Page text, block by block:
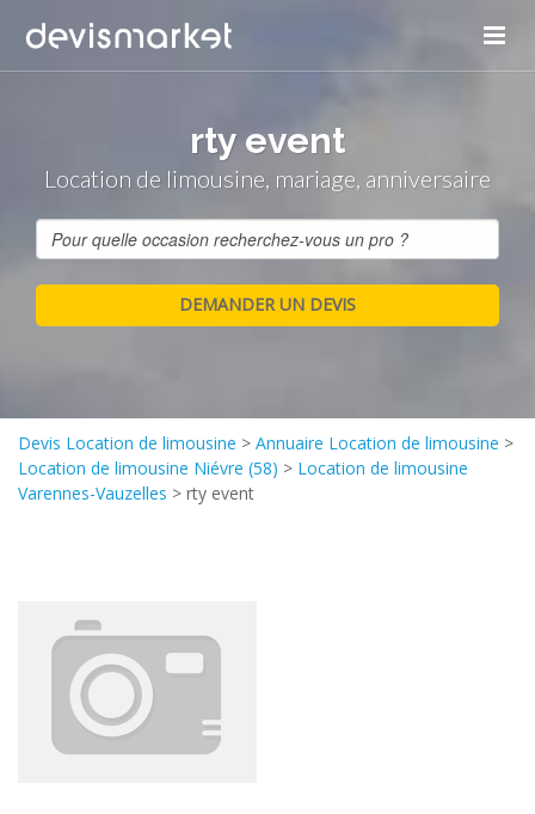
rty event
Location de limousine, mariage, anniversaire
Devis Location de limousine > Annuaire Location de limousine >
Location de limousine Niévre (58) > Location de limousine
Varennes-Vauzelles > rty event